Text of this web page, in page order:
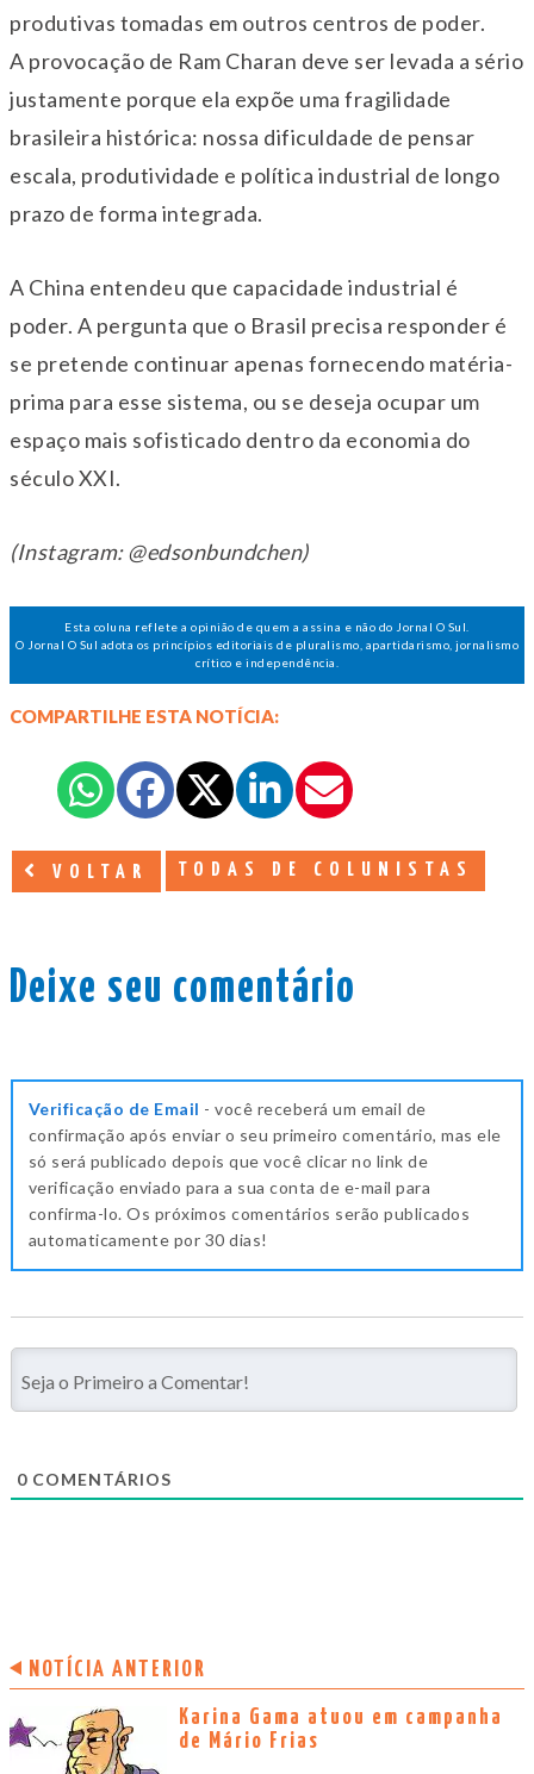
produtivas tomadas em outros centros de poder.
A provocação de Ram Charan deve ser levada a sério
justamente porque ela expõe uma fragilidade
brasileira histórica: nossa dificuldade de pensar
escala, produtividade e política industrial de longo
prazo de forma integrada.
A China entendeu que capacidade industrial é
poder. A pergunta que o Brasil precisa responder é
se pretende continuar apenas fornecendo matéria-
prima para esse sistema, ou se deseja ocupar um
espaço mais sofisticado dentro da economia do
século XXI.
(Instagram: @edsonbundchen)
Esta coluna reflete a opinião de quem a assina e não do Jornal O Sul.
O Jornal O Sul adota os princípios editoriais de pluralismo, apartidarismo, jornalismo
crítico e independência.
COMPARTILHE ESTA NOTÍCIA:
VOLTAR TODAS DE COLUNISTAS
Deixe seu comentário
Verificação de Email - você receberá um email de
confirmação após enviar o seu primeiro comentário, mas ele
só será publicado depois que você clicar no link de
verificação enviado para a sua conta de e-mail para
confirma-lo. Os próximos comentários serão publicados
automaticamente por 30 dias!
0 COMENTÁRIOS
NOTÍCIA ANTERIOR
Karina Gama atuou em campanha
de Mário Frias